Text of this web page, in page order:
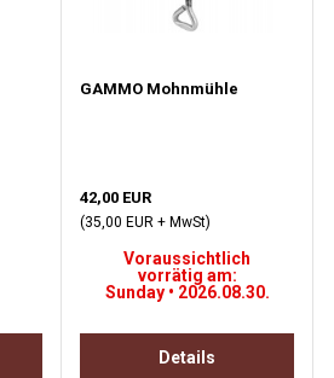
GAMMO Mohnmühle
42,00 EUR
(35,00 EUR + MwSt)
Voraussichtlich
vorrätig am:
Sunday • 2026.08.30.
Details